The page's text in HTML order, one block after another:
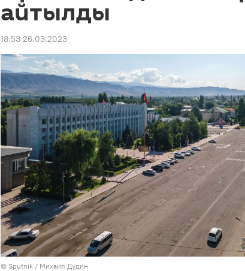
айтылды
18:53 26.03.2023
© Sputnik / Михаил Дудин